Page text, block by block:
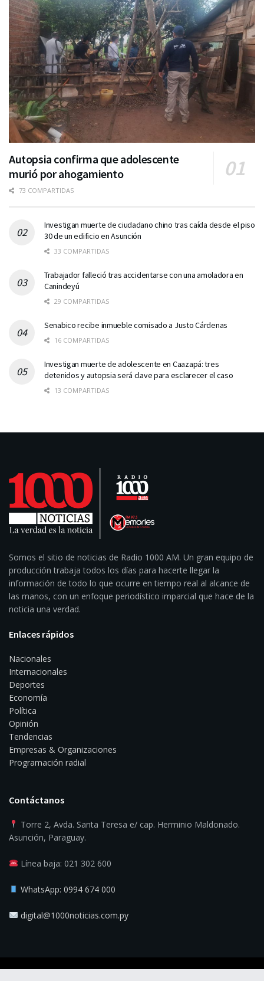
Autopsia confirma que adolescente
murió por ahogamiento
73 COMPARTIDAS
Investigan muerte de ciudadano chino tras caída desde el piso
30 de un edificio en Asunción
33 COMPARTIDAS
Trabajador falleció tras accidentarse con una amoladora en
Canindeyú
29 COMPARTIDAS
Senabico recibe inmueble comisado a Justo Cárdenas
16 COMPARTIDAS
Investigan muerte de adolescente en Caazapá: tres
detenidos y autopsia será clave para esclarecer el caso
13 COMPARTIDAS
Somos el sitio de noticias de Radio 1000 AM. Un gran equipo de
producción trabaja todos los días para hacerte llegar la
información de todo lo que ocurre en tiempo real al alcance de
las manos, con un enfoque periodístico imparcial que hace de la
noticia una verdad.
Enlaces rápidos
Nacionales
Internacionales
Deportes
Economía
Política
Opinión
Tendencias
Empresas & Organizaciones
Programación radial
Contáctanos
Torre 2, Avda. Santa Teresa e/ cap. Herminio Maldonado.
Asunción, Paraguay.
Línea baja: 021 302 600
WhatsApp: 0994 674 000
digital@1000noticias.com.py